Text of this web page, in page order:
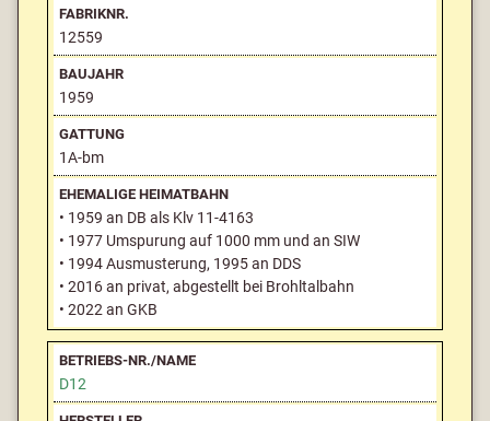
12559
1959
1A-bm
• 1959 an DB als Klv 11-4163
• 1977 Umspurung auf 1000 mm und an SIW
• 1994 Ausmusterung, 1995 an DDS
• 2016 an privat, abgestellt bei Brohltalbahn
• 2022 an GKB
D12